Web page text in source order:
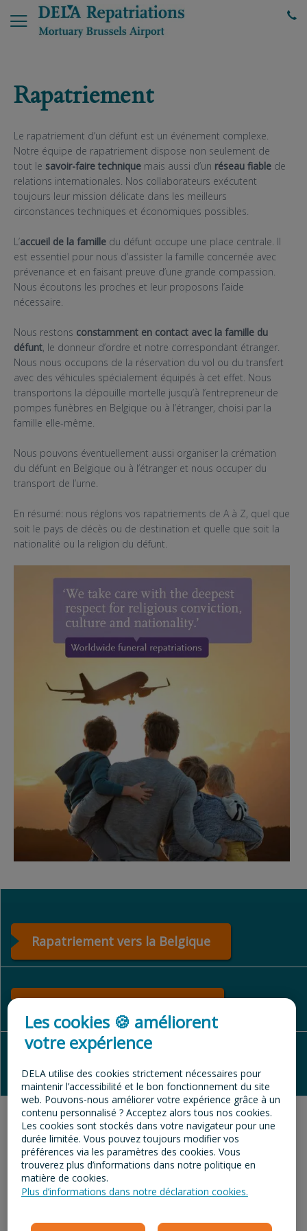
Rapatriement
Le rapatriement d’un défunt est un événement complexe.
Notre équipe de rapatriement dispose non seulement de
tout le savoir-faire technique mais aussi d’un réseau fiable de
relations internationales. Nos collaborateurs exécutent
toujours leur mission délicate dans les meilleurs
circonstances techniques et économiques possibles.
L’accueil de la famille du défunt occupe une place centrale. Il
est essentiel pour nous d’assister la famille concernée avec
prévenance et en faisant preuve d’une grande compassion.
Nous écoutons les proches et leur proposons l’aide
nécessaire.
Nous restons constamment en contact avec la famille du
défunt, le donneur d’ordre et notre correspondant étranger.
Nous nous occupons de la réservation du vol ou du transfert
avec des véhicules spécialement équipés à cet effet. Nous
transportons la dépouille mortelle jusqu’à l’entrepreneur de
pompes funèbres en Belgique ou à l’étranger, choisi par la
famille elle-même.
Nous pouvons éventuellement aussi organiser la crémation
du défunt en Belgique ou à l’étranger et nous occuper du
transport de l’urne.
En résumé: nous réglons vos rapatriements de A à Z, quel que
soit le pays de décès ou de destination et quelle que soit la
nationalité ou la religion du défunt.
Rapatriement vers la Belgique
Rapatriement international
DELA Repatriations - Mortuary Brussels
Airport, Zone industrielle de Diegem
Aéroport 49, 1831 Brussels Airport - 02 720
80 00
Les cookies 🍪 améliorent
votre expérience
DELA utilise des cookies strictement nécessaires pour
maintenir l’accessibilité et le bon fonctionnement du site
web. Pouvons-nous améliorer votre expérience grâce à un
contenu personnalisé ? Acceptez alors tous nos cookies.
Les cookies sont stockés dans votre navigateur pour une
durée limitée. Vous pouvez toujours modifier vos
préférences via les paramètres des cookies. Vous
trouverez plus d’informations dans notre politique en
matière de cookies.
Plus d’informations dans notre déclaration cookies.